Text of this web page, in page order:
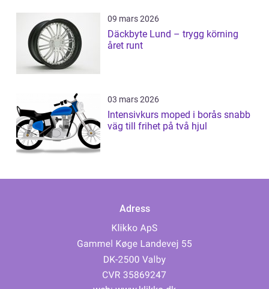
09 mars 2026
Däckbyte Lund – trygg körning
året runt
03 mars 2026
Intensivkurs moped i borås snabb
väg till frihet på två hjul
Adress